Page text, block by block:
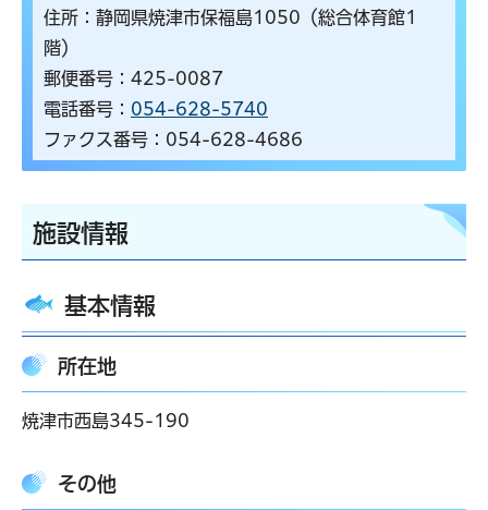
住所：静岡県焼津市保福島1050（総合体育館1
階）
郵便番号：425-0087
電話番号： 054-628-5740
ファクス番号：054-628-4686
施設情報
基本情報
所在地
焼津市西島345-190
その他